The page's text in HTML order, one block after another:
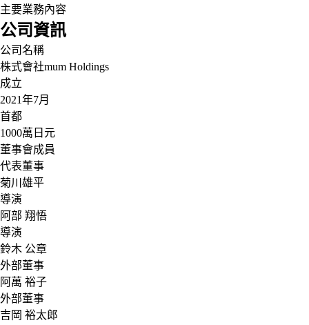
主要業務內容
公司資訊
公司名稱
株式會社mum Holdings
成立
2021年7月
首都
1000萬日元
董事會成員
代表董事
菊川雄平
導演
阿部 翔悟
導演
鈴木 公章
外部董事
阿萬 裕子
外部董事
吉岡 裕太郎